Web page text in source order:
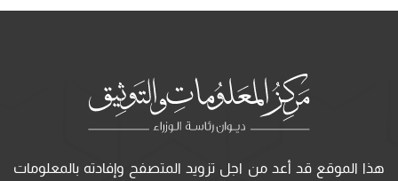
هذا الموقع قد أعد من اجل تزويد المتصفح وإفادته بالمعلومات